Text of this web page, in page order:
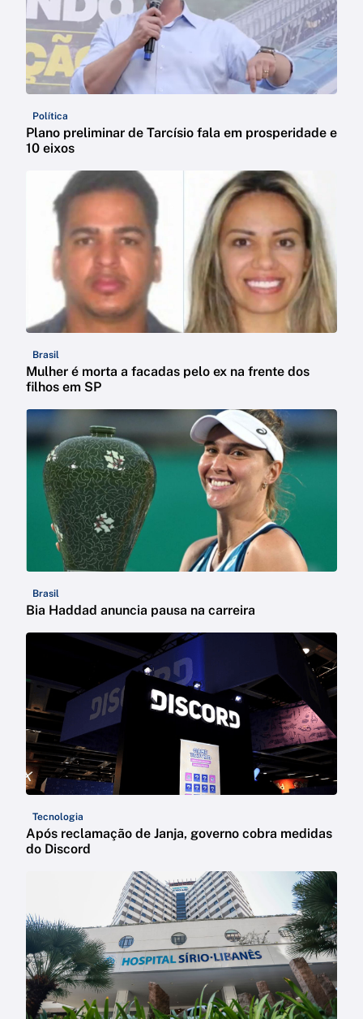
Política
Plano preliminar de Tarcísio fala em prosperidade e
10 eixos
Brasil
Mulher é morta a facadas pelo ex na frente dos
filhos em SP
Brasil
Bia Haddad anuncia pausa na carreira
Tecnologia
Após reclamação de Janja, governo cobra medidas
do Discord